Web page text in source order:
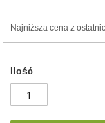
Najniższa cena z
Ilość